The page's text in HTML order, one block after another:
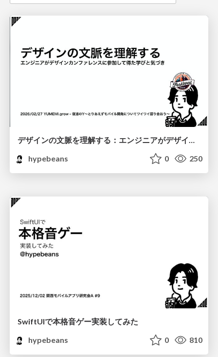
デザインの文脈を理解する：エンジニアがデザインカンファレンスに参加して得た学びと気づき
hypebeans
0 250
SwiftUIで本格音ゲー実装してみた
hypebeans
0 810